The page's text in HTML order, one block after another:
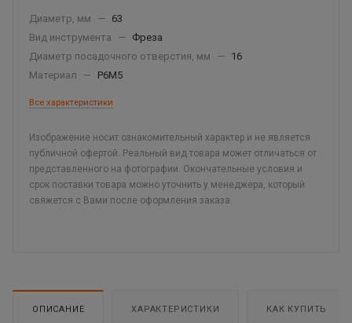
Диаметр, мм —
63
Вид инструмента
—
Фреза
Диаметр посадочного отверстия, мм
—
16
Материал
— Р6М5
Все характеристики
Изображение носит ознакомительный характер и не является
публичной офертой. Реальный вид товара может отличаться от
представленного на фотографии. Окончательные условия и
срок поставки товара можно уточнить у менеджера, который
свяжется с Вами после оформления заказа.
ОПИСАНИЕ ХАРАКТЕРИСТИКИ КАК КУПИТЬ